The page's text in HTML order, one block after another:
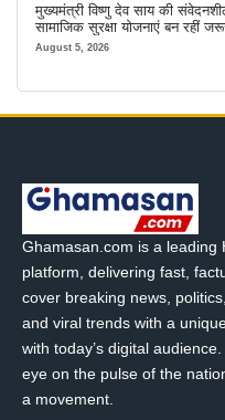
मुख्यमंत्री विष्णु देव साय की
सामाजिक सुरक्षा योजनाएं बन रहीं
मजबूत सहारा
August 5, 2026
Ghamasan.com is a leading
platform, delivering fast,
cover breaking news,
and viral trends with a
with today’s digital
eye on the pulse of the
a movement.